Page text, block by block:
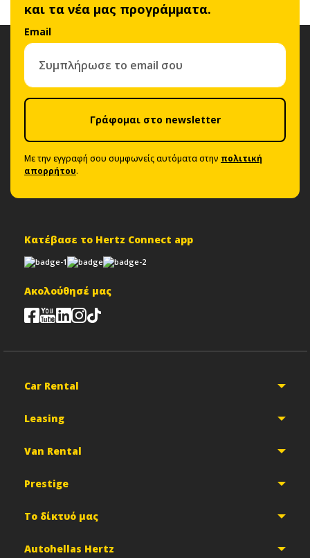
και τα νέα μας προγράμματα.
Email
Γράφομαι στο newsletter
Με την εγγραφή σου συμφωνείς αυτόματα στην πολιτική
απορρήτου.
Κατέβασε το Hertz Connect app
Ακολούθησέ μας
Car Rental
Leasing
Van Rental
Prestige
Το δίκτυό μας
Autohellas Hertz